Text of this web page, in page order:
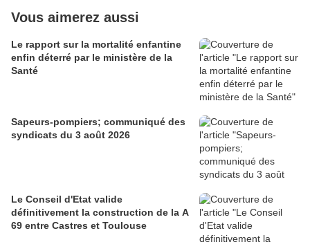
Vous aimerez aussi
Le rapport sur la mortalité enfantine
enfin déterré par le ministère de la
Santé
Sapeurs-pompiers; communiqué des
syndicats du 3 août 2026
Le Conseil d'Etat valide
définitivement la construction de la A
69 entre Castres et Toulouse